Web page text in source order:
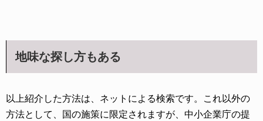
地味な探し方もある
以上紹介した方法は、ネットによる検索です。これ以外の
方法として、国の施策に限定されますが、中小企業庁の提